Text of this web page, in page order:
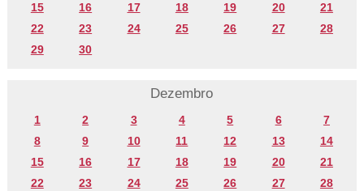
15
16 17 18 19 20
21
22
23 24 25 26 27
28
29
30
Dezembro
1 2 3 4 5 6
7
8
9 10 11 12 13
14
15
16 17 18 19 20
21
22
23 24 25 26 27
28